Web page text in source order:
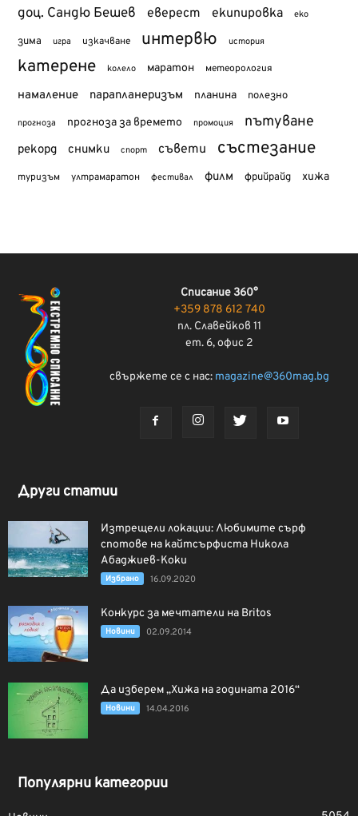
доц. Сандю Бешев еверест екипировка еко
зима игра изкачване интервю история
катерене колело маратон метеорология
намаление парапланеризъм планина полезно
прогноза прогноза за времето промоция пътуване
рекорд снимки спорт съвети състезание
туризъм ултрамаратон фестивал филм фрийрайд хижа
Списание 360°
+359 878 612 740
пл. Славейков 11
ет. 6, офис 2
свържете се с нас: magazine@360mag.bg
Други статии
Изтрещели локации: Любимите сърф
спотове на кайтсърфиста Никола
Абаджиев-Коки
Избрано 16.09.2020
Конкурс за мечтатели на Britos
Новини 02.09.2014
Да изберем „Хижа на годината 2016“
Новини 14.04.2016
Популярни категории